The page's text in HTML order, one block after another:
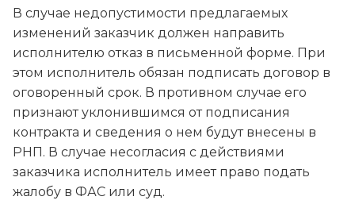
В случае недопустимости предлагаемых
изменений заказчик должен направить
исполнителю отказ в письменной форме. При
этом исполнитель обязан подписать договор в
оговоренный срок. В противном случае его
признают уклонившимся от подписания
контракта и сведения о нем будут внесены в
РНП. В случае несогласия с действиями
заказчика исполнитель имеет право подать
жалобу в ФАС или суд.